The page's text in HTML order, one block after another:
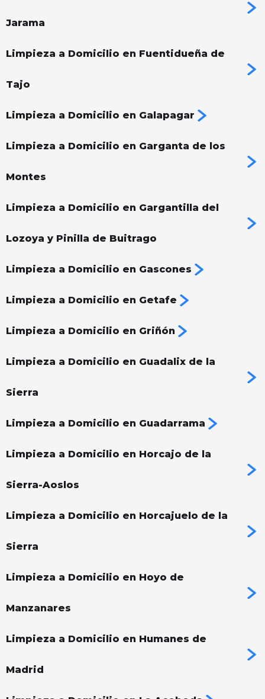
Jarama
Limpieza a Domicilio en Fuentidueña de
Tajo
Limpieza a Domicilio en Galapagar
Limpieza a Domicilio en Garganta de los
Montes
Limpieza a Domicilio en Gargantilla del
Lozoya y Pinilla de Buitrago
Limpieza a Domicilio en Gascones
Limpieza a Domicilio en Getafe
Limpieza a Domicilio en Griñón
Limpieza a Domicilio en Guadalix de la
Sierra
Limpieza a Domicilio en Guadarrama
Limpieza a Domicilio en Horcajo de la
Sierra-Aoslos
Limpieza a Domicilio en Horcajuelo de la
Sierra
Limpieza a Domicilio en Hoyo de
Manzanares
Limpieza a Domicilio en Humanes de
Madrid